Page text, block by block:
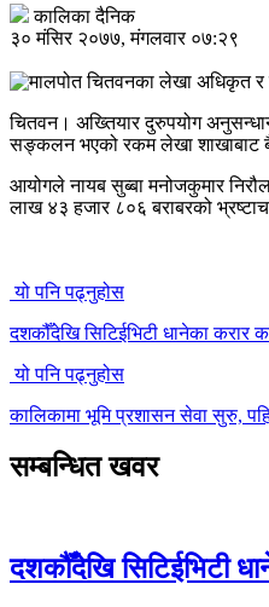
कालिका दैनिक
३० मंसिर २०७७, मंगलवार ०७:२९
चितवन। अख्तियार दुरुपयोग
सङ्कलन भएको रकम लेखा शाखाबाट बैंक
आयोगले नायब सुब्बा मनोजकुमार
लाख ४३ हजार ८०६ बराबरको
यो पनि पढ्नुहोस
दशकौँदेखि सिटिईभिटी धानेका करार
यो पनि पढ्नुहोस
कालिकामा भूमि प्रशासन सेवा सुरु,
सम्बन्धित खवर
दशकौँदेखि सिटिईभिटी